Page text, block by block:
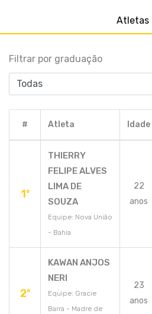
Atletas
Filtrar por graduação
# Atleta Idade
1º
THIERRY
FELIPE ALVES
LIMA DE
SOUZA
Equipe: Nova União
- Bahia
22
anos
2º
KAWAN ANJOS
NERI
Equipe: Gracie
Barra - Madre de
23
anos